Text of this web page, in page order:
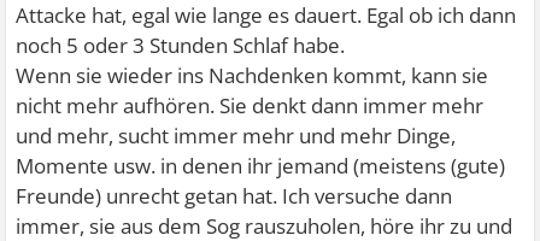
Attacke hat, egal wie lange es dauert. Egal ob ich dann
noch 5 oder 3 Stunden Schlaf habe.
Wenn sie wieder ins Nachdenken kommt, kann sie
nicht mehr aufhören. Sie denkt dann immer mehr
und mehr, sucht immer mehr und mehr Dinge,
Momente usw. in denen ihr jemand (meistens (gute)
Freunde) unrecht getan hat. Ich versuche dann
immer, sie aus dem Sog rauszuholen, höre ihr zu und